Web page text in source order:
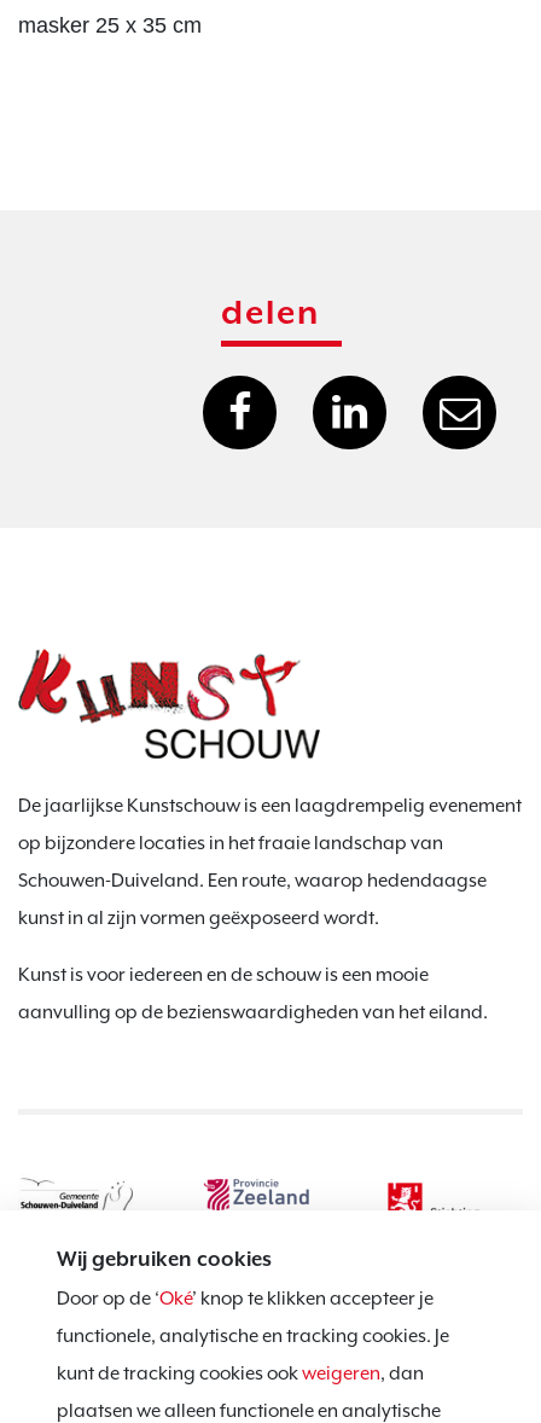
masker 25 x 35 cm
delen
Wij gebruiken cookies
Door op de ‘Oké’ knop te klikken accepteer je
functionele, analytische en tracking cookies. Je
kunt de tracking cookies ookweigeren, dan
plaatsen we alleen functionele en analytische
De jaarlijkse Kunstschouw is een laagdrempelig evenement
op bijzondere locaties in het fraaie landschap van
Schouwen-Duiveland. Een route, waarop hedendaagse
kunst in al zijn vormen geëxposeerd wordt.
Kunst is voor iedereen en de schouw is een mooie
aanvulling op de bezienswaardigheden van het eiland.